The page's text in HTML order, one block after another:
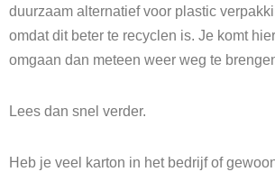
duurzaam alternatief voor plastic
omdat dit beter te recyclen is. Je komt
omgaan dan meteen weer weg te
Lees dan snel verder.
Heb je veel karton in het bedrijf of